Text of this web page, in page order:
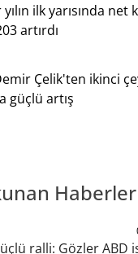
ilk yarısında net
artırdı
Çelik'ten ikinci
güçlü artış
Haberler
ralli: Gözler ABD